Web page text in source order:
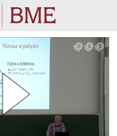
Tartalom kihagyása